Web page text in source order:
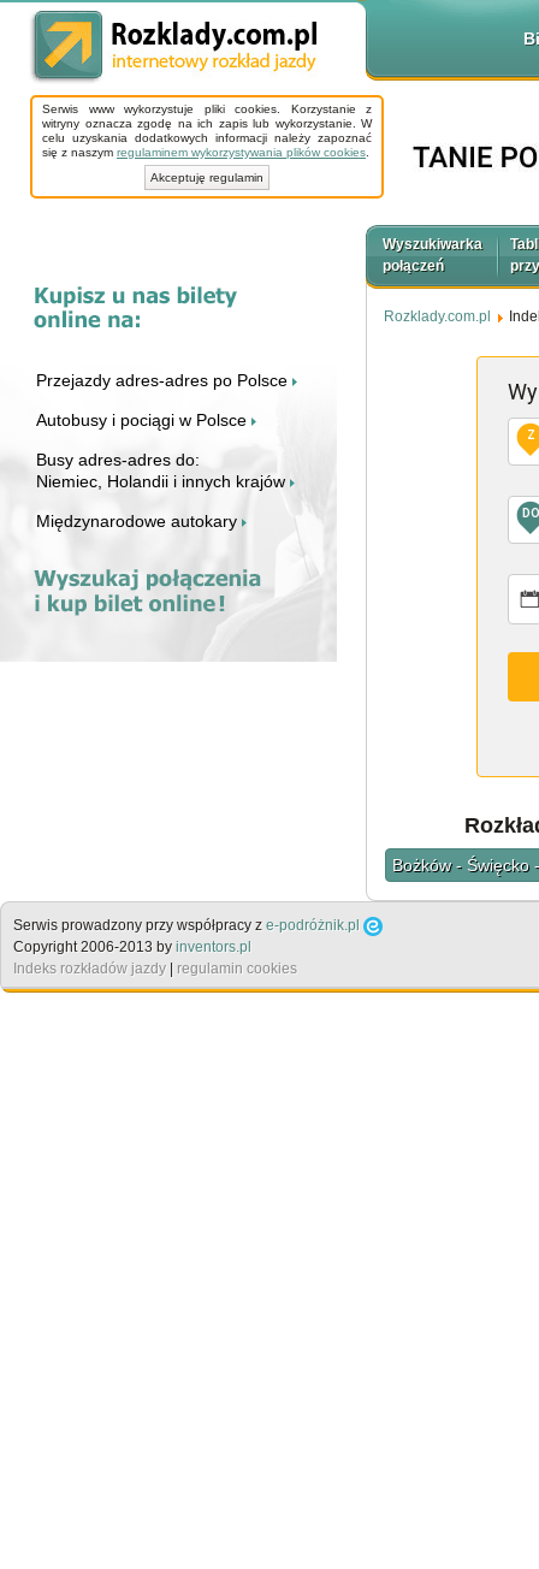
Serwis www wykorzystuje pliki cookies. Korzystanie z
witryny oznacza zgodę na ich zapis lub wykorzystanie. W
celu uzyskania dodatkowych informacji należy zapoznać
się z naszym regulaminem wykorzystywania plików cookies
Akceptuję regulamin
Przejazdy adres-adres po Polsce
Autobusy i pociągi w Polsce
Busy adres-adres do:
Niemiec, Holandii i innych krajów
Międzynarodowe autokary
Wyszukiwarka
połączeń
Rozklady.com.pl
Z
DO
Bożków - Święcko
Serwis prowadzony przy współpracy z e-podróżnik.pl
Copyright 2006-2013 by inventors.pl
Indeks rozkładów jazdy | regulamin cookies